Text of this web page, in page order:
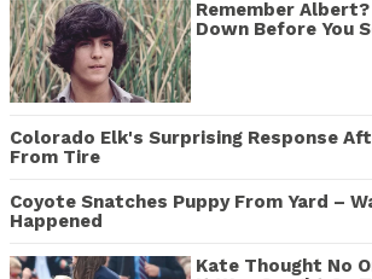
Remember
Down Before You
Colorado Elk's Surprising Response
From Tire
Coyote Snatches Puppy From Yard –
Happened
Kate Thought No